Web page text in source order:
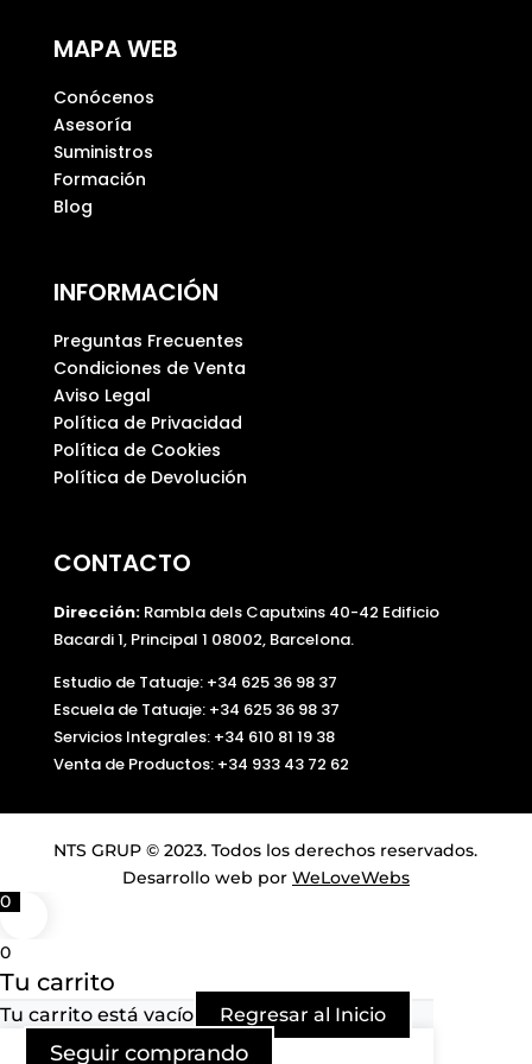
o
a
c
í
o
.
MAPA WEB
Conócenos
Asesoría
Suministros
Formación
Blog
INFORMACIÓN
Preguntas Frecuentes
Condiciones de Venta
Aviso Legal
Política de Privacidad
Política de Cookies
Política de Devolución
CONTACTO
Dirección:Rambla dels Caputxins 40-42 Edificio
Bacardi 1, Principal 1 08002, Barcelona.
Estudio de Tatuaje: +34 625 36 98 37
Escuela de Tatuaje: +34 625 36 98 37
Servicios Integrales: +34 610 81 19 38
Venta de Productos: +34 933 43 72 62
NTS GRUP © 2023. Todos los derechos reservados.
Desarrollo web por WeLoveWebs
0
0
Tu carrito
Tu carrito está vacío Regresar al Inicio
Seguir comprando